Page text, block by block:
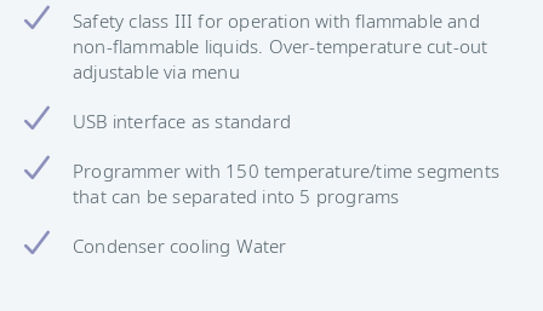
Safety class III for operation with flammable and
non-flammable liquids. Over-temperature cut-out
adjustable via menu
USB interface as standard
Programmer with 150 temperature/time segments
that can be separated into 5 programs
Condenser cooling Water